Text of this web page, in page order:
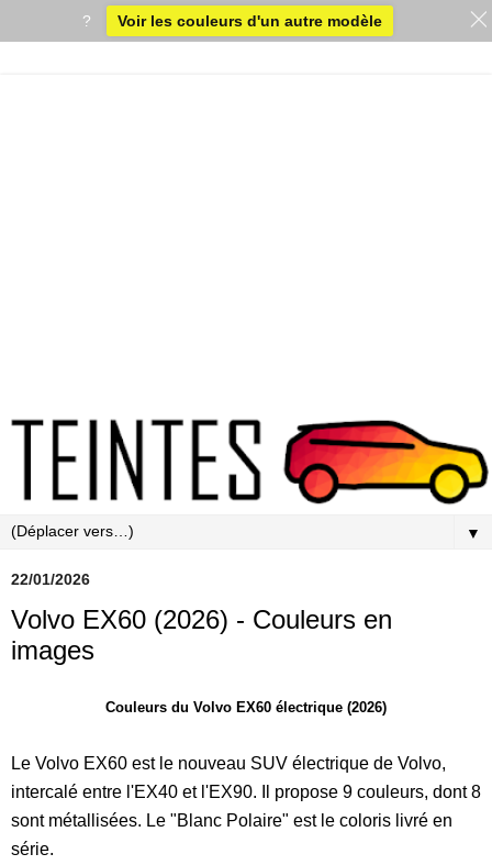
▼
22/01/2026
Volvo EX60 (2026) - Couleurs en
images
Couleurs du Volvo EX60 électrique (2026)
Le Volvo EX60 est le nouveau SUV électrique de Volvo,
intercalé entre l'EX40 et l'EX90. Il propose 9 couleurs, dont 8
sont métallisées. Le "Blanc Polaire" est le coloris livré en
série.
? Voir les couleurs d'un autre modèle